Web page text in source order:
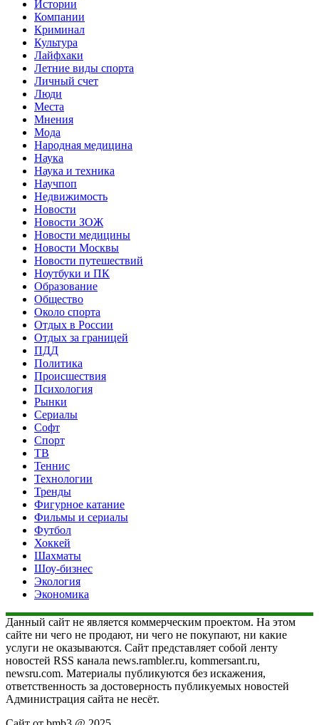
Истории
Компании
Криминал
Культура
Лайфхаки
Летние виды спорта
Личный счет
Люди
Места
Мнения
Мода
Народная медицина
Наука
Наука и техника
Научпоп
Недвижимость
Новости
Новости ЗОЖ
Новости медицины
Новости Москвы
Новости путешествий
Ноутбуки и ПК
Образование
Общество
Около спорта
Отдых в России
Отдых за границей
ПДД
Политика
Происшествия
Психология
Рынки
Сериалы
Софт
Спорт
ТВ
Теннис
Технологии
Тренды
Фигурное катание
Фильмы и сериалы
Футбол
Хоккей
Шахматы
Шоу-бизнес
Экология
Экономика
Данный сайт не является коммерческим проектом. На этом
сайте ни чего не продают, ни чего не покупают, ни какие
услуги не оказываются. Сайт представляет собой ленту
новостей RSS канала news.rambler.ru, kommersant.ru,
newsru.com. Материалы публикуются без искажения,
ответственность за достоверность публикуемых новостей
Администрация сайта не несёт.